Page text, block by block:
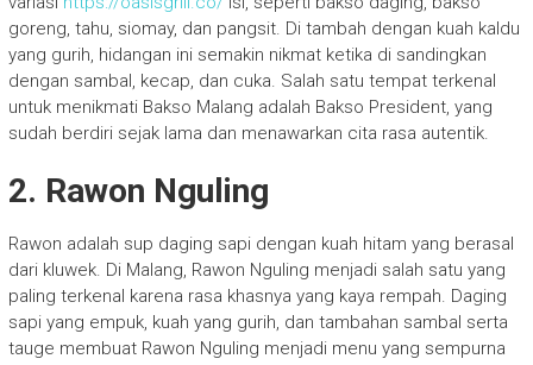
goreng, tahu, siomay, dan pangsit. Di tambah dengan kuah kaldu
yang gurih, hidangan ini semakin nikmat ketika di sandingkan
dengan sambal, kecap, dan cuka. Salah satu tempat terkenal
untuk menikmati Bakso Malang adalah Bakso President, yang
sudah berdiri sejak lama dan menawarkan cita rasa autentik.
2. Rawon Nguling
Rawon adalah sup daging sapi dengan kuah hitam yang berasal
dari kluwek. Di Malang, Rawon Nguling menjadi salah satu yang
paling terkenal karena rasa khasnya yang kaya rempah. Daging
sapi yang empuk, kuah yang gurih, dan tambahan sambal serta
tauge membuat Rawon Nguling menjadi menu yang sempurna